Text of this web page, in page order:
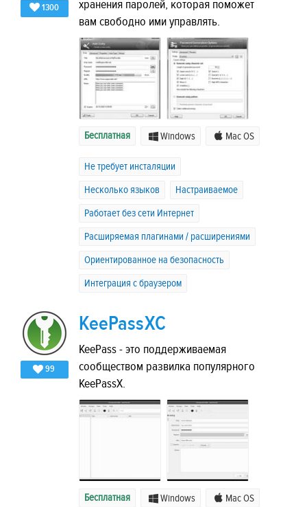
1300
хранения паролей, которая поможет
вам свободно ими управлять.
Бесплатная Windows Mac OS
Не требует инсталяции
Несколько языков
Настраиваемое
Работает без сети Интернет
Расширяемая плагинами / расширениями
Ориентированное на безопасность
Интеграция с браузером
99
KeePassXC
KeePass - это поддерживаемая
сообществом развилка популярного
KeePassX.
Бесплатная Windows Mac OS